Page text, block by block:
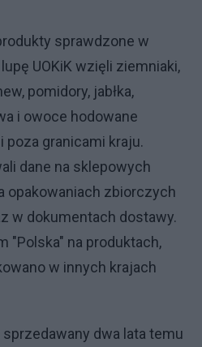
sprawdzone w
UOKiK wzięli ziemniaki,
pomidory, jabłka,
i owoce hodowane
poza granicami kraju.
dane na sklepowych
opakowaniach zbiorczych
w dokumentach dostawy.
"Polska" na produktach,
w innych krajach
sprzedawany dwa lata temu